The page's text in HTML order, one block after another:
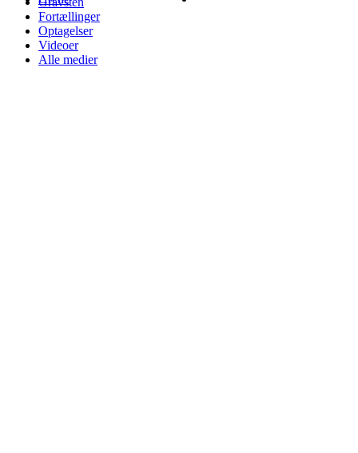
Fortællinger
Optagelser
Videoer
Alle medier